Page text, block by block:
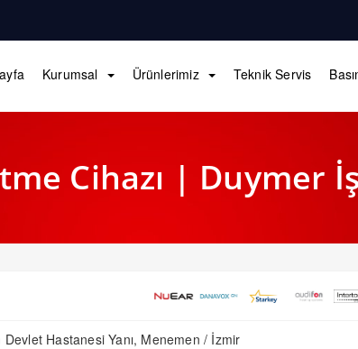
Kurumsal Ürünlerimiz Teknik Servis
Cihazı | Duymer
Hastanesi Yanı, Menemen / İzmir